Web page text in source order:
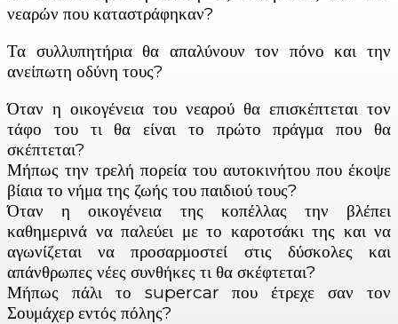
νεαρών που καταστράφηκαν?
Τα συλλυπητήρια θα απαλύνουν τον πόνο και την
ανείπωτη οδύνη τους?
Όταν η οικογένεια του νεαρού θα επισκέπτεται τον
τάφο του τι θα είναι το πρώτο πράγμα που θα
σκέπτεται?
Μήπως την τρελή πορεία του αυτοκινήτου που έκοψε
βίαια το νήμα της ζωής του παιδιού τους?
Όταν η οικογένεια της κοπέλλας την βλέπει
καθημερινά να παλεύει με το καροτσάκι της και να
αγωνίζεται να προσαρμοστεί στις δύσκολες και
απάνθρωπες νέες συνθήκες τι θα σκέφτεται?
Μήπως πάλι το supercar που έτρεχε σαν τον
Σουμάχερ εντός πόλης?